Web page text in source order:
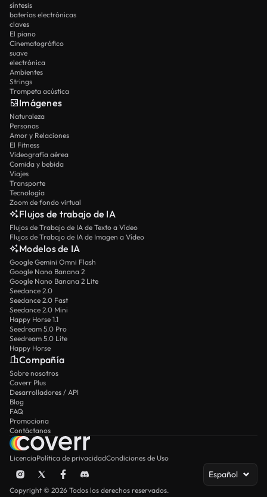
síntesis
baterías electrónicas
claves
El piano
Cinematográfico
suave
electrónica
Ambientes
Strings
Trompeta acústica
Imágenes
Naturaleza
Personas
Amor y Relaciones
El Fitness
Videografía aérea
Comida y bebida
Viajes
Transporte
Tecnología
Zoom de fondo virtual
Flujos de trabajo de IA
Flujos de Trabajo de IA de Texto a Vídeo
Flujos de Trabajo de IA de Imagen a Vídeo
Modelos de IA
Google Gemini Omni Flash
Google Nano Banana 2
Google Nano Banana 2 Lite
Seedance 2.0
Seedance 2.0 Fast
Seedance 2.0 Mini
Happy Horse 1.1
Seedream 5.0 Pro
Seedream 5.0 Lite
Happy Horse
Compañía
Sobre nosotros
Coverr Plus
Desarrolladores / API
Blog
FAQ
Promociona
Contáctanos
LicenciaPolítica de privacidadCondiciones de Uso
Español
Copyright © 2026 Todos los derechos reservados.